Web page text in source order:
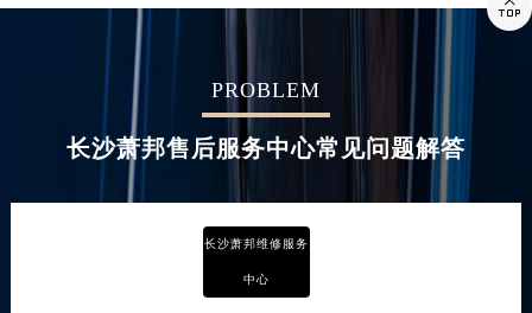
PROBLEM
长沙萧邦售后服务中心常见问题解答
长沙萧邦维修服务
中心
